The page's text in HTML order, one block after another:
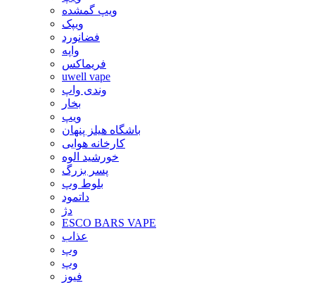
ویپ گمشده
ویپک
فضانورد
واپه
فریماکس
uwell vape
وندی واپ
بخار
ویپ
باشگاه هیلز پنهان
کارخانه هوایی
خورشید الوه
پسر بزرگ
بلوط وپ
داتمود
دژ
ESCO BARS VAPE
عذاب
وپ
وپ
فیوز